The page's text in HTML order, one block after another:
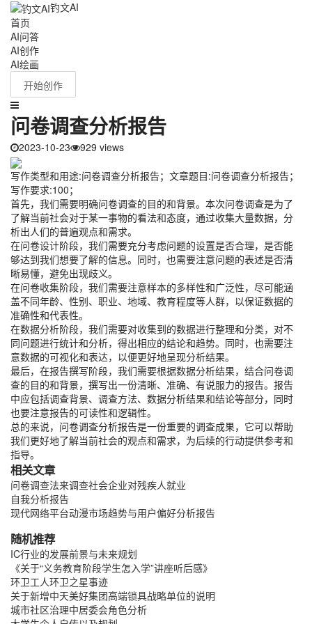
钓文AI
首页
AI问答
AI创作
AI绘画
开始创作
问卷调查分析报告
2023-10-23 929 views
写作类型和用途:问卷调查分析报告；文章题目:问卷调查分析报告；
写作要求:100；
首先，我们需要明确问卷调查的目的和背景。本次问卷调查是为了
了解当前社会对于某一事物的看法和态度，通过收集大量数据，分
析出人们的普遍观点和需求。
在问卷设计阶段，我们需要充分考虑问题的设置是否合理，是否能
够达到我们想要了解的信息。同时，也需要注意问题的表述是否清
晰易懂，避免出现歧义。
在问卷收集阶段，我们需要注意样本的多样性和广泛性，尽可能涵
盖不同年龄、性别、职业、地域、教育程度等人群，以保证数据的
准确性和代表性。
在数据分析阶段，我们需要对收集到的数据进行整理和分类，对不
同问题进行统计和分析，得出相应的结论和趋势。同时，也需要注
意数据的可视化和表达，以便更好地呈现分析结果。
最后，在报告撰写阶段，我们需要根据数据分析结果，结合问卷调
查的目的和背景，撰写出一份清晰、准确、有说服力的报告。报告
中应包括调查背景、调查方法、数据分析结果和结论等部分，同时
也要注意报告的可读性和逻辑性。
总的来说，问卷调查分析报告是一份重要的调查成果，它可以帮助
我们更好地了解当前社会的观点和需求，为后续的行动提供参考和
指导。
相关文章
问卷调查法来调查社会企业对残疾人就业
自我分析报告
现代网络平台动漫市场趋势与用户偏好分析报告
随机推荐
IC行业的发展前景与未来规划
《关于“义务教育阶段学生怎入学”讲座听后感》
环卫工人环卫之星事迹
关于新增中天美好集团高端锁具战略单位的说明
城市社区治理中居委会角色分析